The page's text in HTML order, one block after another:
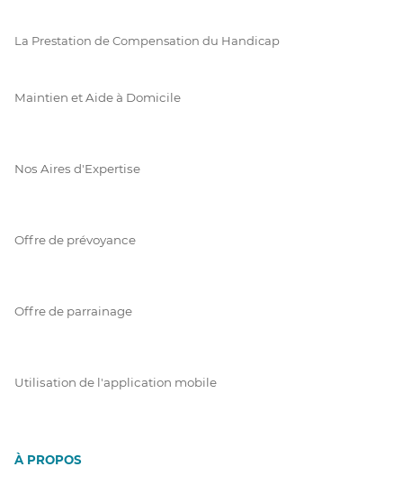
La Prestation de Compensation du Handicap
Maintien et Aide à Domicile
Nos Aires d'Expertise
Offre de prévoyance
Offre de parrainage
Utilisation de l'application mobile
À PROPOS